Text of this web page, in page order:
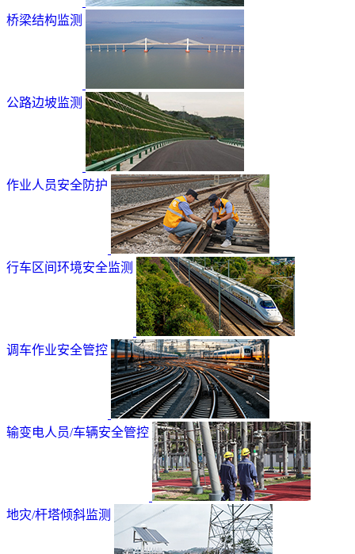
桥梁结构监测
公路边坡监测
作业人员安全防护
行车区间环境安全监测
调车作业安全管控
输变电人员/车辆安全管控
地灾/杆塔倾斜监测